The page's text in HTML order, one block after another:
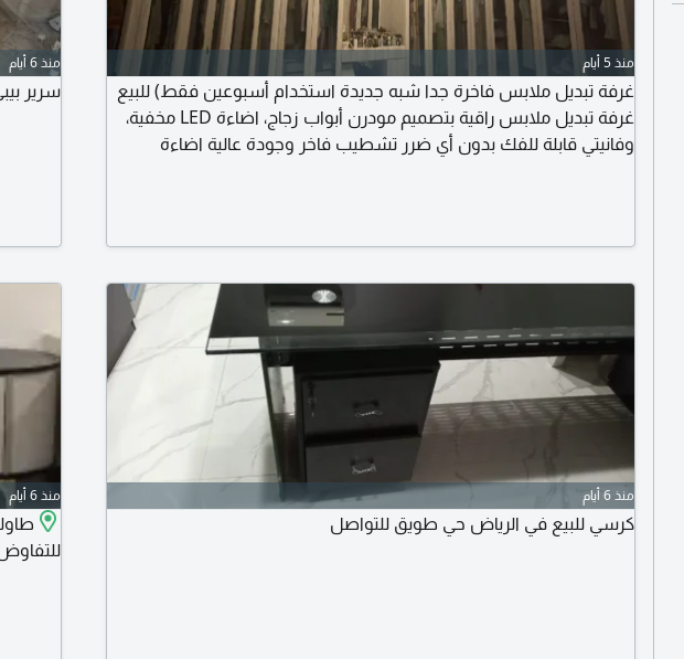
منذ 5 أيام
غرفة تبديل ملابس فاخرة جدا شبه جديدة استخدام أسبوعين فقط) للبيع
غرفة تبديل ملابس راقية بتصميم مودرن أبواب زجاج، اضاءة LED مخفية،
وفانيتي قابلة للفك بدون أي ضرر تشطيب فاخر وجودة عالية اضاءة
منذ 6 أيام
سرير بيبي من عمر
منذ 6 أيام
كرسي للبيع في الرياض حي طويق للتواصل
منذ 6 أيام